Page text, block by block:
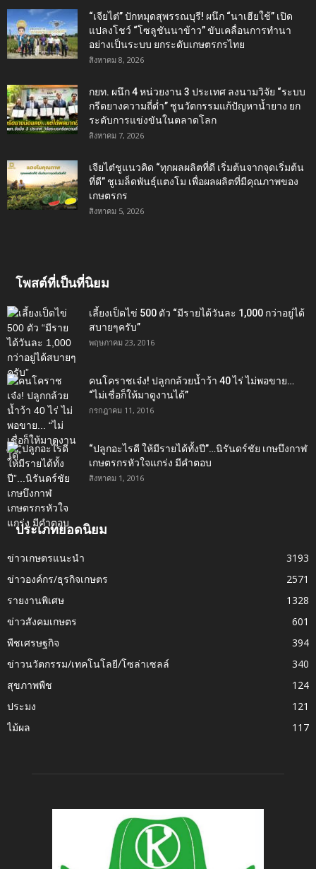
“เจียไต๋” ปักหมุดสุพรรณบุรี! ผนึก “นาเฮียใช้” เปิด
แปลงโชว์ “โซลูชันนาข้าว” ขับเคลื่อนการทำนา
อย่างเป็นระบบ ยกระดับเกษตรกรไทย
สิงหาคม 8, 2026
กยท. ผนึก 4 หน่วยงาน 3 ประเทศ ลงนามวิจัย “ระบบ
กรีดยางความถี่ต่ำ” ชูนวัตกรรมแก้ปัญหาน้ำยาง ยก
ระดับการแข่งขันในตลาดโลก
สิงหาคม 7, 2026
เจียไต๋ชูแนวคิด “ทุกผลผลิตที่ดี เริ่มต้นจากจุดเริ่มต้น
ที่ดี” ชูเมล็ดพันธุ์แตงโม เพื่อผลผลิตที่มีคุณภาพของ
เกษตรกร
สิงหาคม 5, 2026
โพสต์ที่เป็นที่นิยม
เลี้ยงเป็ดไข่ 500 ตัว “มีรายได้วันละ 1,000 กว่าอยู่ได้
สบายๆครับ”
พฤษภาคม 23, 2016
คนโคราชเจ๋ง! ปลูกกล้วยน้ำว้า 40 ไร่ ไม่พอขาย…
“ไม่เชื่อก็ให้มาดูงานได้”‬
กรกฎาคม 11, 2016
“ปลูกอะไรดี ให้มีรายได้ทั้งปี”…นิรันดร์ชัย เกษบึงกาฬ
เกษตรกรหัวใจแกร่ง มีคำตอบ
สิงหาคม 1, 2016
ประเภทยอดนิยม
ข่าวเกษตรแนะนำ
3193
ข่าวองค์กร/ธุรกิจเกษตร
2571
รายงานพิเศษ
1328
ข่าวสังคมเกษตร
601
พืชเศรษฐกิจ
394
ข่าวนวัตกรรม/เทคโนโลยี/โซล่าเซลล์
340
สุขภาพพืช
124
ประมง
121
ไม้ผล
117